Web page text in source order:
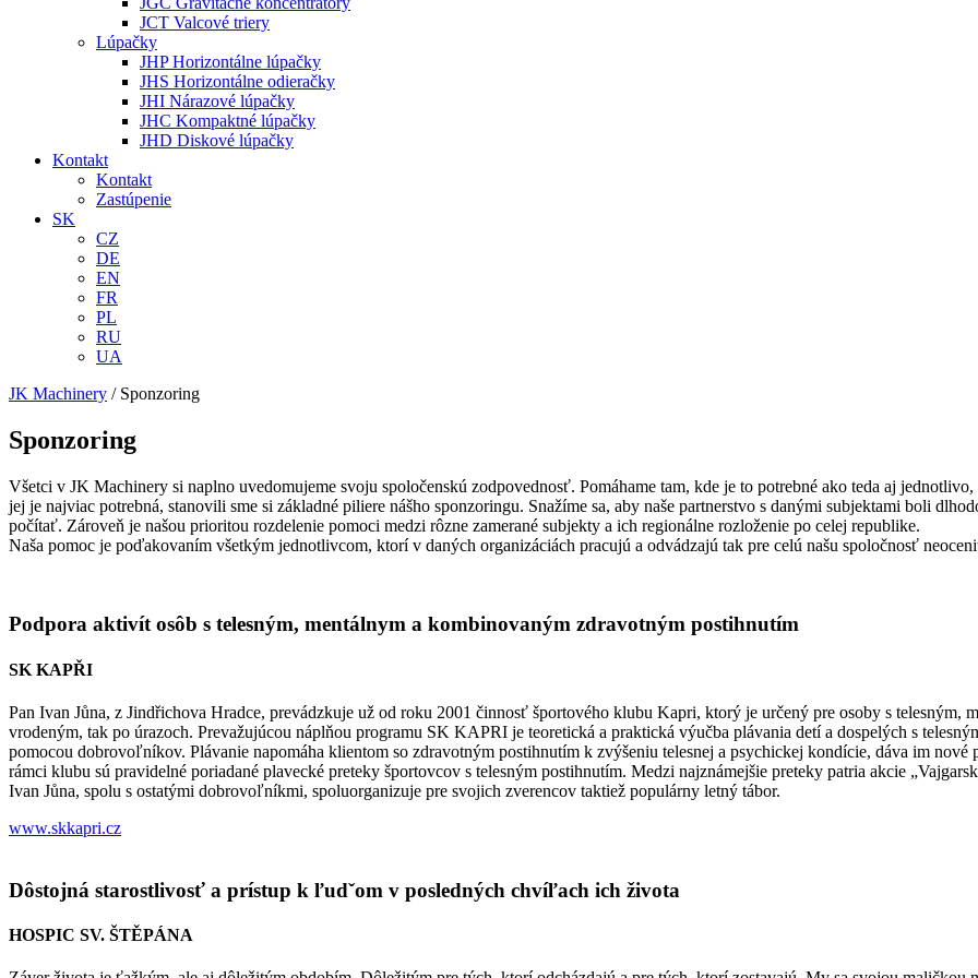
JCT Valcové triery
Lúpačky
JHP Horizontálne lúpačky
JHS Horizontálne odieračky
JHI Nárazové lúpačky
JHC Kompaktné lúpačky
JHD Diskové lúpačky
Kontakt
Kontakt
Zastúpenie
SK
CZ
DE
EN
FR
PL
RU
UA
JK Machinery / Sponzoring
Sponzoring
Všetci v JK Machinery si naplno uvedomujeme svoju spoločenskú zodpovednosť. Pomáhame tam, kde je to potrebné ako teda aj
jej je najviac potrebná, stanovili sme si základné piliere nášho sponzoringu. Snažíme sa, aby naše partnerstvo s danými subjektami boli
počítať. Zároveň je našou prioritou rozdelenie pomoci medzi rôzne zamerané subjekty a ich regionálne rozloženie po celej republike.
Naša pomoc je poďakovaním všetkým jednotlivcom, ktorí v daných organizáciách pracujú a odvádzajú tak pre celú našu spoločnosť
Podpora aktivít osôb s telesným, mentálnym a kombinovaným zdravotným postihnutím
SK KAPŘI
Pan Ivan Jůna, z Jindřichova Hradce, prevádzkuje už od roku 2001 činnosť športového klubu Kapri, ktorý je určený pre osoby s telesným,
vrodeným, tak po úrazoch. Prevažujúcou náplňou programu SK KAPRI je teoretická a praktická výučba plávania detí a dospelých s
pomocou dobrovoľníkov. Plávanie napomáha klientom so zdravotným postihnutím k zvýšeniu telesnej a psychickej kondície, dáva im
rámci klubu sú pravidelné poriadané plavecké preteky športovcov s telesným postihnutím. Medzi najznámejšie preteky patria akcie
Ivan Jůna, spolu s ostatými dobrovoľníkmi, spoluorganizuje pre svojich zverencov taktiež populárny letný tábor.
www.skkapri.cz
Dôstojná starostlivosť a prístup k ľudˇom v posledných chvíľach ich života
HOSPIC SV. ŠTĚPÁNA